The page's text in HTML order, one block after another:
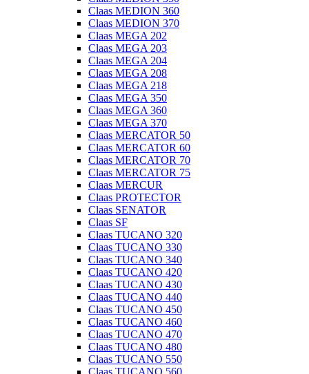
Claas MEDION 360
Claas MEDION 370
Claas MEGA 202
Claas MEGA 203
Claas MEGA 204
Claas MEGA 208
Claas MEGA 218
Claas MEGA 350
Claas MEGA 360
Claas MEGA 370
Claas MERCATOR 50
Claas MERCATOR 60
Claas MERCATOR 70
Claas MERCATOR 75
Claas MERCUR
Claas PROTECTOR
Claas SENATOR
Claas SF
Claas TUCANO 320
Claas TUCANO 330
Claas TUCANO 340
Claas TUCANO 420
Claas TUCANO 430
Claas TUCANO 440
Claas TUCANO 450
Claas TUCANO 460
Claas TUCANO 470
Claas TUCANO 480
Claas TUCANO 550
Claas TUCANO 560